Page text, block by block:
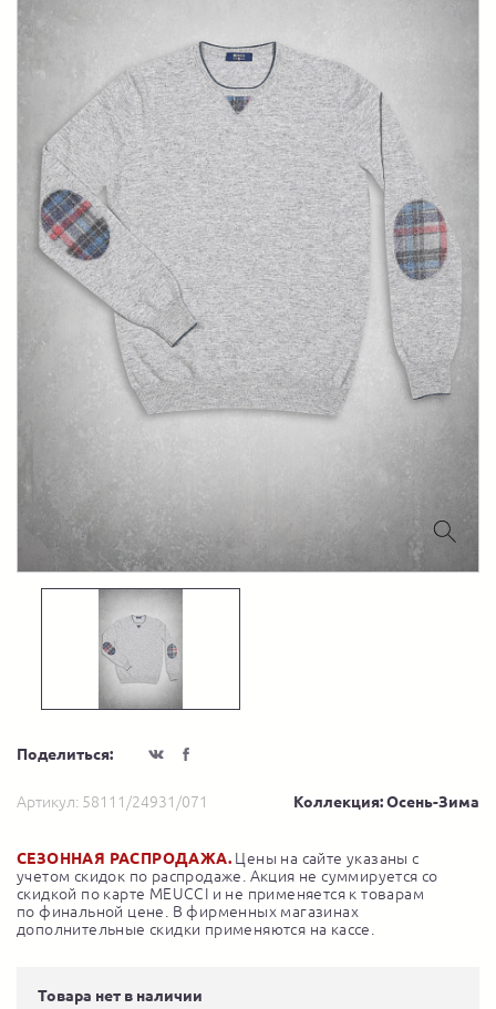
Поделиться:
Артикул: 58111/24931/071 Коллекция: Осень-Зима
СЕЗОННАЯ РАСПРОДАЖА. Цены на сайте указаны с
учетом скидок по распродаже. Акция не суммируется со
скидкой по карте MEUCCI и не применяется к товарам
по финальной цене. В фирменных магазинах
дополнительные скидки применяются на кассе.
Товара нет в наличии